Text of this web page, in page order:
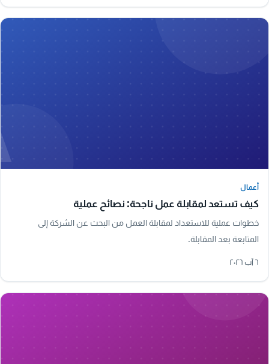
أعمال
كيف تستعد لمقابلة عمل ناجحة: نصائح عملية
خطوات عملية للاستعداد لمقابلة العمل من البحث عن الشركة إلى
المتابعة بعد المقابلة.
٦ آب ٢٠٢٦